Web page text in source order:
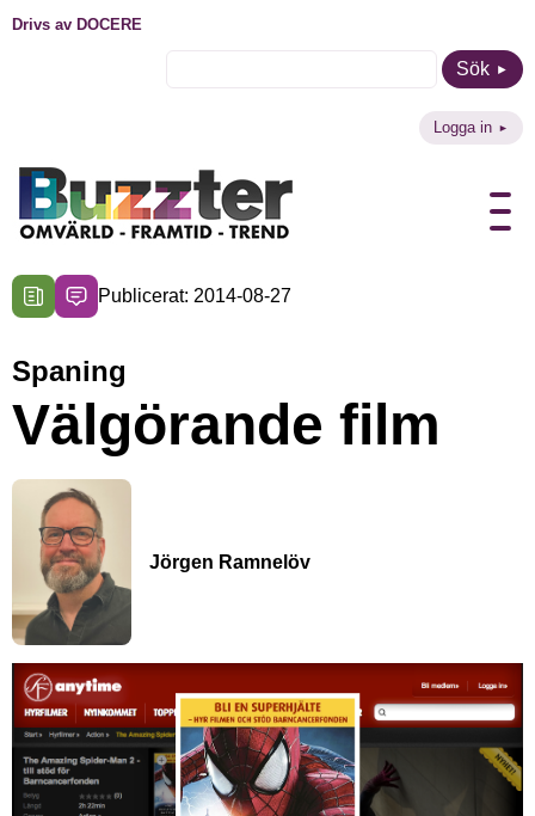
Drivs av DOCERE
Sök
Logga in
Publicerat: 2014-08-27
Spaning
Välgörande film
Jörgen Ramnelöv